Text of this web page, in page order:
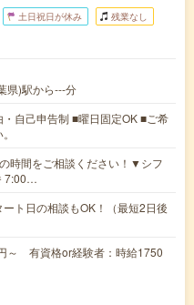
土日祝日が休み 残業なし
県)駅から---分
・自己申告制 ■曜日固定OK ■ご希
時間をご相談ください！▼シフ
7:00…
ート日の相談もOK！（最短2日後
～ 有資格or経験者：時給1750